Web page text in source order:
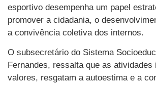
esportivo desempenha um papel
promover a cidadania, o
a convivência coletiva dos internos.
O subsecretário do Sistema
Fernandes, ressalta que as atividades
valores, resgatam a autoestima e a